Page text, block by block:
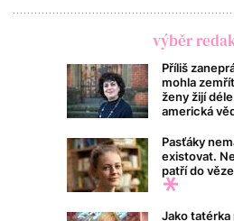
výběr
Příliš
mohla
ženy žijí
americká
Pasťáky
existovat.
patří do
Jako tatérka